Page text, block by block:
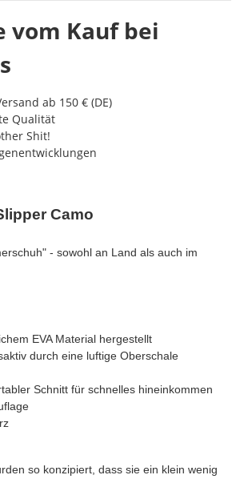
vom Kauf bei
ab 150 € (DE)
Qualität
Shit!
Camo
- sowohl an Land als auch im
EVA Material hergestellt
durch eine luftige Oberschale
Schnitt für schnelles hineinkommen
so konzipiert, dass sie ein klein wenig